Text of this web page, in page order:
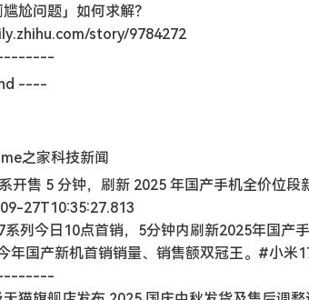
尬问题」如何求解？
story/9784272
----
之家科技新闻
开售 5 分钟，刷新 2025 年国产手机全价位
27T10:35:27.813
系列今日10点首销，5分钟内刷新2025年国产
年国产新机首销销量、销售额双冠王。#小